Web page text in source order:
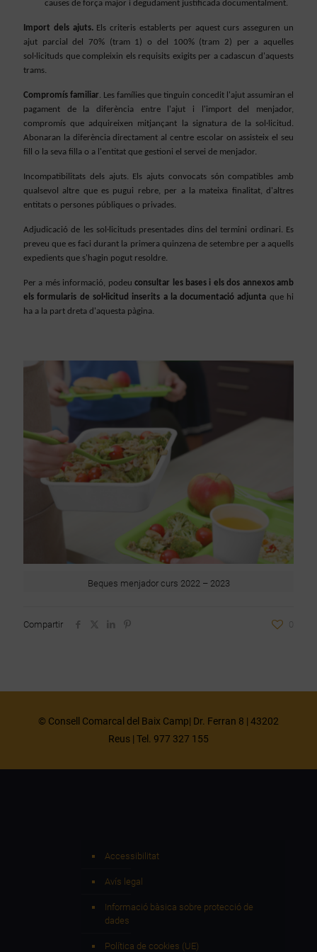
causes de força major i degudament justificada documentalment.
Import dels ajuts.Els criteris establerts per aquest curs asseguren un
ajut parcial del 70% (tram 1) o del 100% (tram 2) per a aquelles
sol·licituds que compleixin els requisits exigits per a cadascun d'aquests
trams.
Compromís familiar. Les famílies que tinguin concedit l'ajut assumiran el
pagament de la diferència entre l'ajut i l'import del menjador,
compromís que adquireixen mitjançant la signatura de la sol·licitud.
Abonaran la diferència directament al centre escolar on assisteix el seu
fill o la seva filla o a l'entitat que gestioni el servei de menjador.
Incompatibilitats dels ajuts. Els ajuts convocats són compatibles amb
qualsevol altre que es pugui rebre, per a la mateixa finalitat, d'altres
entitats o persones públiques o privades.
Adjudicació de les sol·licituds presentades dins del termini ordinari. Es
preveu que es faci durant la primera quinzena de setembre per a aquells
expedients que s'hagin pogut resoldre.
Per a més informació, podeuconsultar les bases i els dos annexos amb
els formularis de sol·licitud inserits a la documentació adjunta que hi
ha a la part dreta d'aquesta pàgina.
Beques menjador curs 2022 – 2023
Compartir 0
© Consell Comarcal del Baix Camp| Dr. Ferran 8 | 43202
Reus | Tel. 977 327 155
Accessibilitat
Avís legal
Informació bàsica sobre protecció de
dades
Política de cookies (UE)